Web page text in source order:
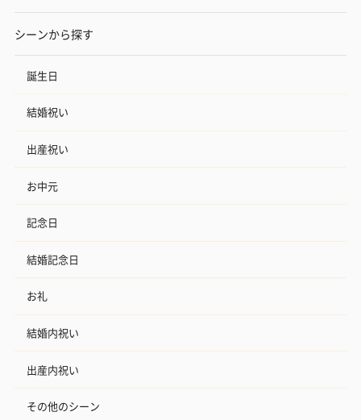
シーンから探す
誕生日
結婚祝い
出産祝い
お中元
記念日
結婚記念日
お礼
結婚内祝い
出産内祝い
その他のシーン